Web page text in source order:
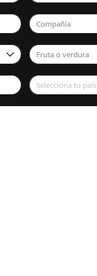
Compañía
Fruta o verdura
Selecciona tu país